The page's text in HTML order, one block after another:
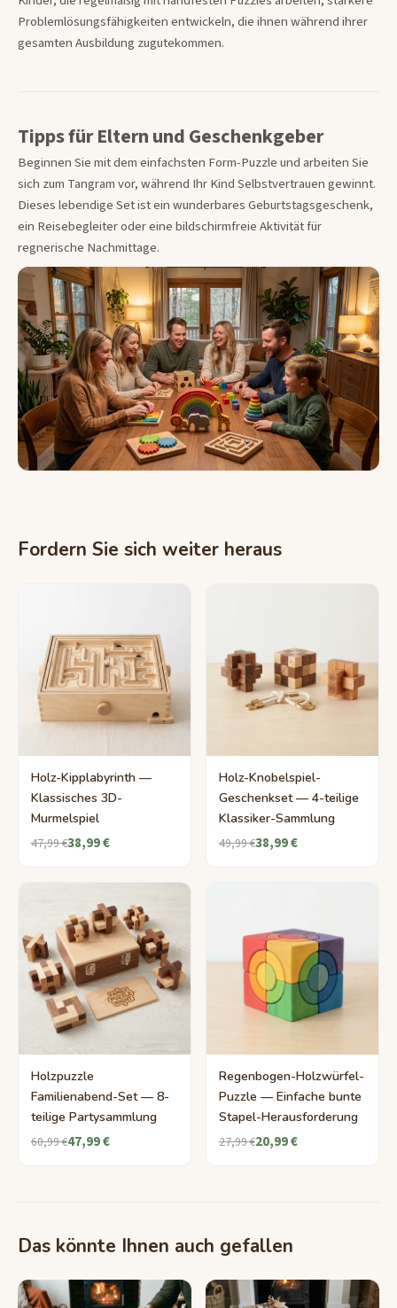
Problemlösungsfähigkeiten entwickeln, die ihnen während ihrer
gesamten Ausbildung zugutekommen.
Tipps für Eltern und Geschenkgeber
Beginnen Sie mit dem einfachsten Form-Puzzle und arbeiten Sie
sich zum Tangram vor, während Ihr Kind Selbstvertrauen gewinnt.
Dieses lebendige Set ist ein wunderbares Geburtstagsgeschenk,
ein Reisebegleiter oder eine bildschirmfreie Aktivität für
regnerische Nachmittage.
Fordern Sie sich weiter heraus
Holz-Kipplabyrinth —
Klassisches 3D-
Murmelspiel
47,99 €38,99 €
Holz-Knobelspiel-
Geschenkset — 4-teilige
Klassiker-Sammlung
49,99 €38,99 €
Holzpuzzle
Familienabend-Set — 8-
teilige Partysammlung
60,99 €47,99 €
Regenbogen-Holzwürfel-
Puzzle — Einfache bunte
Stapel-Herausforderung
27,99 €20,99 €
Das könnte Ihnen auch gefallen